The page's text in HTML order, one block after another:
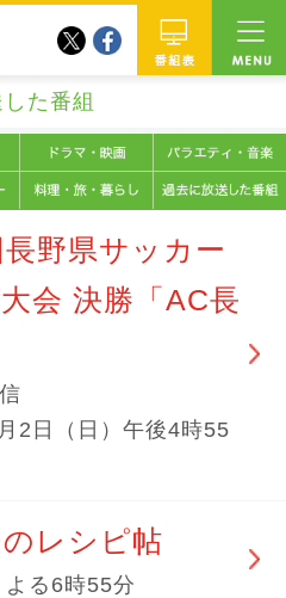
twitterfacebook
た番組
組情報・報道
ドラマ・
野県サッカー
会 決勝「AC長
2日（日）午後4時55
レシピ帖
る6時55分